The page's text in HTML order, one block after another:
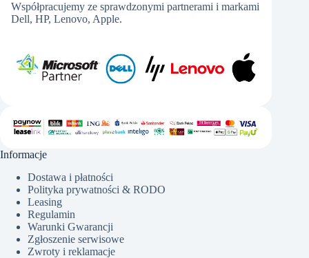
Współpracujemy ze sprawdzonymi partnerami i markami
Dell, HP, Lenovo, Apple.
Informacje
Dostawa i płatności
Polityka prywatności & RODO
Leasing
Regulamin
Warunki Gwarancji
Zgłoszenie serwisowe
Zwroty i reklamacje